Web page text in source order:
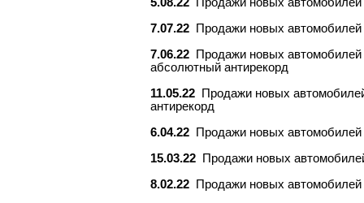
7.07.22
Продажи новых автомобилей
7.06.22
Продажи новых автомобилей
абсолютный антирекорд
11.05.22
Продажи новых
антирекорд
6.04.22
Продажи новых автомобилей
15.03.22
Продажи новых
8.02.22
Продажи новых автомобилей